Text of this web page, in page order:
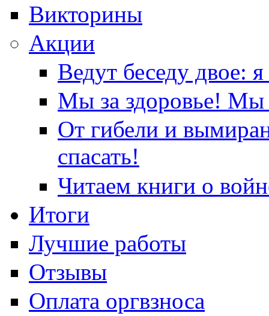
Викторины
Акции
Ведут беседу двое:
Мы за здоровье! Мы
От гибели и
спасать!
Читаем книги о
Итоги
Лучшие работы
Отзывы
Оплата оргвзноса